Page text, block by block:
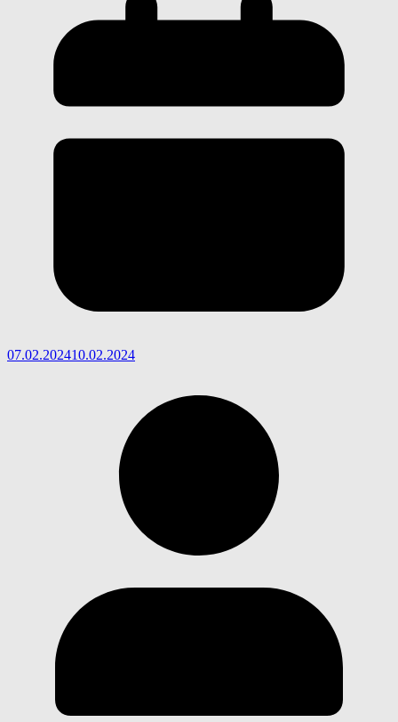
07.02.202410.02.2024